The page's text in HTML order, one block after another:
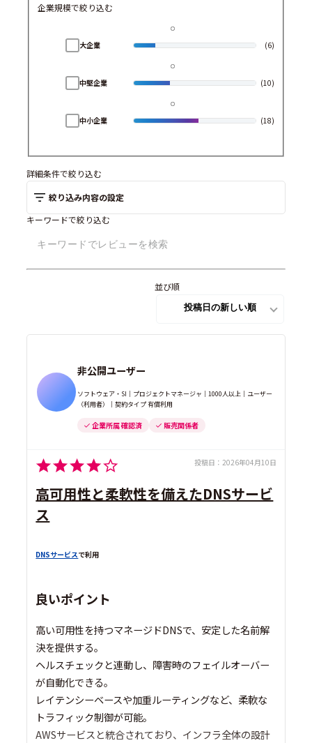
企業規模で絞り込む
大企業 (6)
中堅企業 (10)
中小企業 (18)
詳細条件で絞り込む
絞り込み内容の設定
キーワードで絞り込む
並び順
非公開ユーザー
ソフトウェア・SI｜プロジェクトマネージャ｜1000人以上｜ユーザー
（利用者）｜契約タイプ 有償利用
企業所属 確認済 販売関係者
投稿日： 2026年04月10日
高可用性と柔軟性を備えたDNSサービ
ス
DNSサービスで利用
良いポイント
高い可用性を持つマネージドDNSで、安定した名前解
決を提供する。
ヘルスチェックと連動し、障害時のフェイルオーバー
が自動化できる。
レイテンシーベースや加重ルーティングなど、柔軟な
トラフィック制御が可能。
AWSサービスと統合されており、インフラ全体の設計